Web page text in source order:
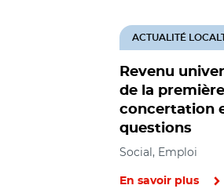
Revenu
de la
concertation
questions
ACTUALITÉ
Social, Emploi
En savoir plus